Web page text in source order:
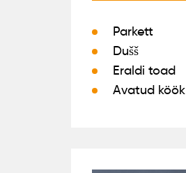
Parkett
Dušš
Eraldi toad
Avatud köök